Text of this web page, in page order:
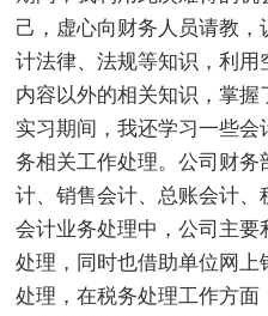
己，虚心向财务人员请教
计法律、法规等知识，利
内容以外的相关知识，掌
实习期间，我还学习一些
务相关工作处理。公司财
计、销售会计、总账会计
会计业务处理中，公司主
处理，同时也借助单位网上
处理，在税务处理工作方